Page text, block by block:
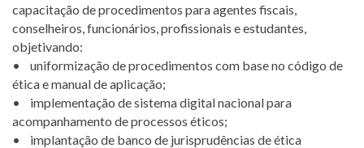
capacitação de procedimentos para agentes fiscais,
conselheiros, funcionários, profissionais e estudantes,
objetivando:
• uniformização de procedimentos com base no código de
ética e manual de aplicação;
• implementação de sistema digital nacional para
acompanhamento de processos éticos;
• implantação de banco de jurisprudências de ética